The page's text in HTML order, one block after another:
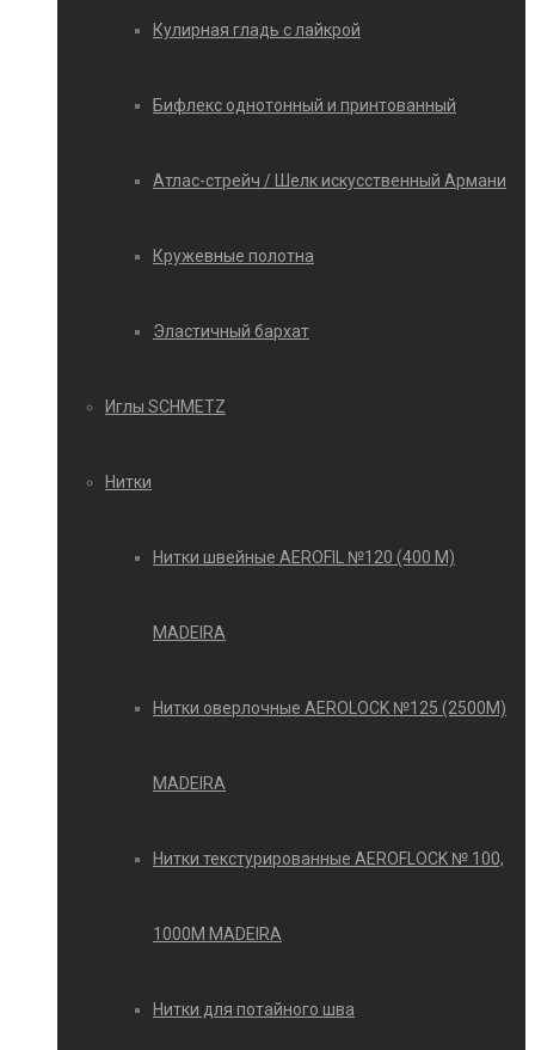
Кулирная гладь с лайкрой
Бифлекс однотонный и принтованный
Атлас-стрейч / Шелк искусственный Армани
Кружевные полотна
Эластичный бархат
Иглы SCHMETZ
Нитки
Нитки швейные AEROFIL №120 (400 М)
MADEIRA
Нитки оверлочные AEROLOCK №125 (2500М)
MADEIRA
Нитки текстурированные AEROFLOCK № 100,
1000М MADEIRA
Нитки для потайного шва